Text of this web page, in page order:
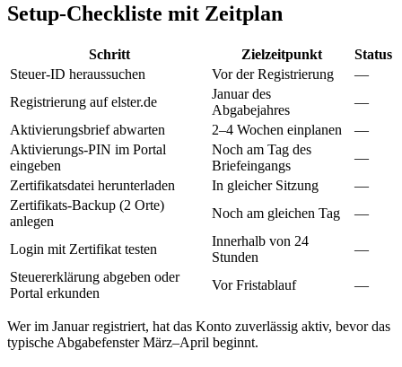
Setup-Checkliste mit Zeitplan
Schritt Zielzeitpunkt
Status
Steuer-ID heraussuchen
Vor der Registrierung
—
Registrierung auf elster.de
Januar des
Abgabejahres
—
Aktivierungsbrief abwarten
2–4 Wochen einplanen
—
Aktivierungs-PIN im Portal
eingeben
Noch am Tag des
Briefeingangs
—
Zertifikatsdatei herunterladen
In gleicher Sitzung
—
Zertifikats-Backup (2 Orte)
anlegen
Noch am gleichen Tag —
Login mit Zertifikat testen
Innerhalb von 24
Stunden
—
Steuererklärung abgeben oder
Portal erkunden
Vor Fristablauf —
Wer im Januar registriert, hat das Konto zuverlässig aktiv, bevor das
typische Abgabefenster März–April beginnt.